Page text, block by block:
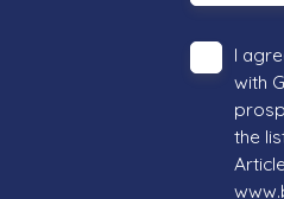
I
with
the